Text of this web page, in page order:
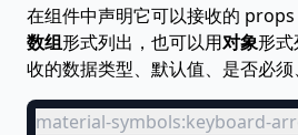
在组件中声明它可以接收的
数组形式列出，也可以用对象形
收的数据类型、默认值、是否必须
material-symbols:keyboard-